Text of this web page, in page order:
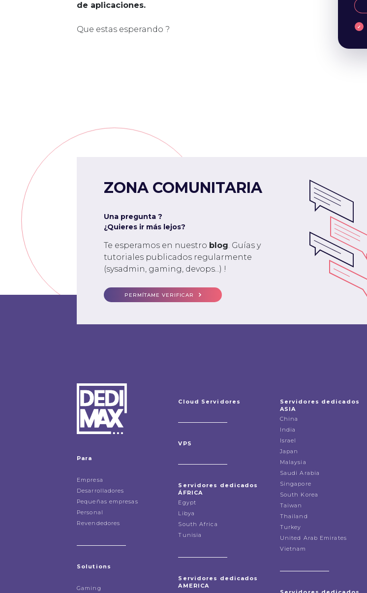
de aplicaciones.
Que estas esperando ?
ZONA COMUNITARIA
Una pregunta ?
¿Quieres ir más lejos?
Te esperamos en nuestro blog. Guías y
tutoriales publicados regularmente
(sysadmin, gaming, devops...) !
PERMÍTAME VERIFICAR
Para
Empresa
Desarrolladores
Pequeñas empresas
Personal
Revendedores
Solutions
Gaming
Cloud Servidores
VPS
Servidores dedicados
ÁFRICA
Egypt
Libya
South Africa
Tunisia
Servidores dedicados
AMERICA
Servidores dedicados
ASIA
China
India
Israel
Japan
Malaysia
Saudi Arabia
Singapore
South Korea
Taiwan
Thailand
Turkey
United Arab Emirates
Vietnam